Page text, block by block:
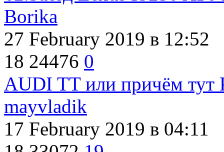
Borika
27 February 2019 в 12:52
18 24476 0
AUDI TT или причём тут
mayvladik
17 February 2019 в 04:11